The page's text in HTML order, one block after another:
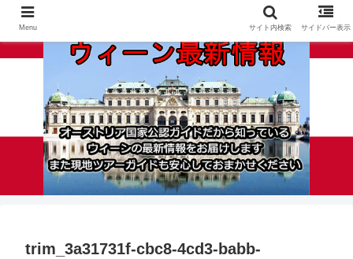
trim_3a31731f-cbc8-4cd3-babb-
Menu サイト内検索 サイドバー表示